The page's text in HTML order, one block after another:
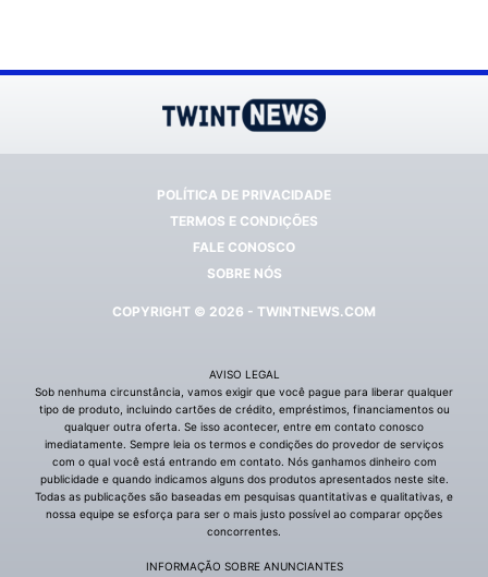
POLÍTICA DE PRIVACIDADE
TERMOS E CONDIÇÕES
FALE CONOSCO
SOBRE NÓS
COPYRIGHT © 2026 - TWINTNEWS.COM